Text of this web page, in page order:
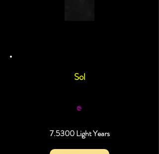
Sol
7.5300 Light Years